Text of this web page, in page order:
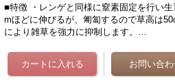
■特徴 ・レンゲと同様に窒素固定を行い
mほどに伸びるが、匍匐するので草高は
により雑草を強力に抑制します。…